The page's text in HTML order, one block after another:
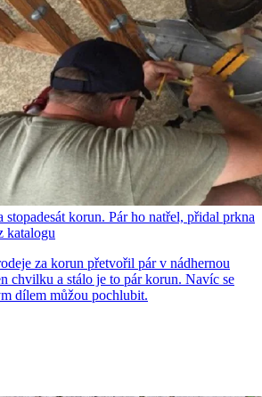
stopadesát korun. Pár ho natřel, přidal prkna
katalogu
za korun přetvořil pár v nádhernou
chvilku a stálo je to pár korun. Navíc se
dílem můžou pochlubit.